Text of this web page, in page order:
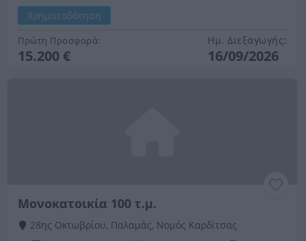
Χρηματοδότηση
Πρώτη Προσφορά:
15.200 €
Ημ. Διεξαγωγής:
16/09/2026
Μονοκατοικία 100 τ.μ.
28ης Οκτωβρίου, Παλαμάς, Νομός Καρδίτσας